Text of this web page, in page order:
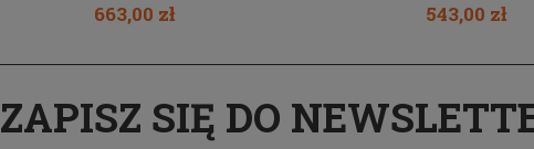
663,00 zł 543,00 zł
ZAPISZ SIĘ DO